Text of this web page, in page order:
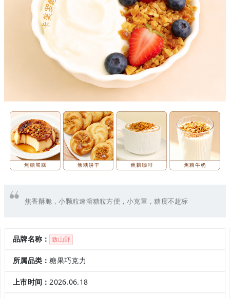
焦香酥脆，小颗粒速溶糖粒方便，小克重，糖度不超标
品牌名称： 致山野
所属品类：糖果巧克力
上市时间：2026.06.18